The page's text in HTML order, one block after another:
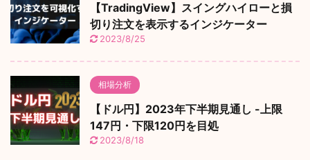
【TradingView】スイングハイローと損
切り注文を表示するインジケーター
2023/8/25
相場分析
【ドル円】2023年下半期見通し -上限
147円・下限120円を目処
2023/8/18